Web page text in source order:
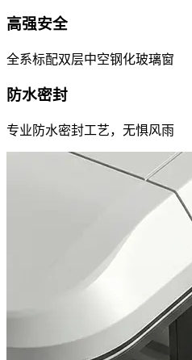
高强安全
全系标配双层中空钢化玻璃窗
防水密封
专业防水密封工艺，无惧风雨